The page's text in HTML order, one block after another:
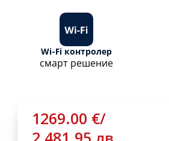
1269.00 €/
Wi-Fi контролер
смарт решение